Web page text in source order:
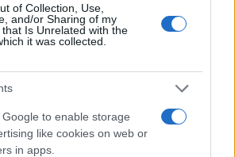
of Collection, Use,
and/or Sharing of my
Is Unrelated with the
it was collected.
to enable storage
like cookies on web or
in apps.